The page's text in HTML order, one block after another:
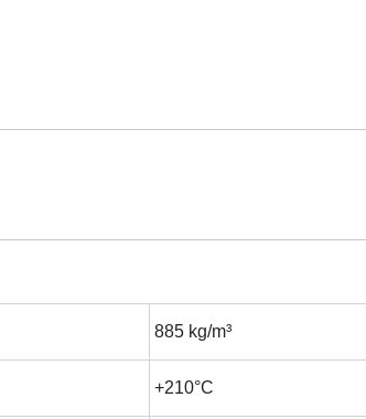
885 kg/m³
+210°C